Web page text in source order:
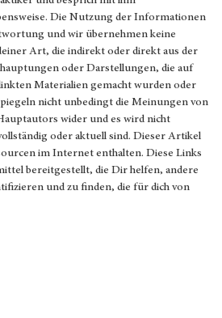
Die Nutzung der Informationen
und wir übernehmen keine
Art, die indirekt oder direkt aus der
oder Darstellungen, die auf
Materialien gemacht wurden oder
nicht unbedingt die Meinungen von
wider und es wird nicht
oder aktuell sind. Dieser Artikel
im Internet enthalten. Diese Links
bereitgestellt, die Dir helfen, andere
und zu finden, die für dich von